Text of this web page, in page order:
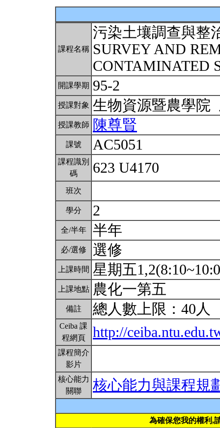
課程名稱
污染土壤調查與整
SURVEY AND
CONTAMINATED
開課學期 95-2
授課對象 生物資源暨農學
授課教師 陳尊賢
課號 AC5051
課程識別
碼
623 U4170
班次
學分 2
全/半年 半年
必/選修 選修
上課時間 星期五
上課地點 農化一第五
備註 總人數上限：40人
Ceiba 課
程網頁
http://
課程簡介
影片
核心能力
關聯
核心能力與課程規
為確保您我的權利,